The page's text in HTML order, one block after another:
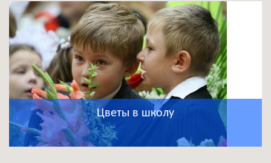
Цветы в школу